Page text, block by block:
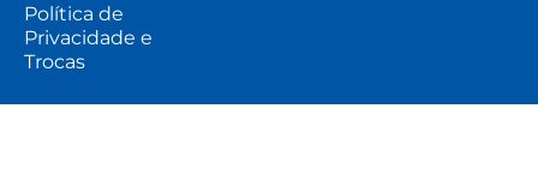
Política de
Privacidade e
Trocas